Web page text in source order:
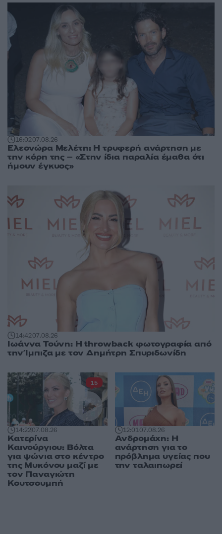
16:0207.08.26
Ελεονώρα Μελέτη: Η τρυφερή ανάρτηση με
την κόρη της – «Στην ίδια παραλία έμαθα ότι
ήμουν έγκυος»
14:4207.08.26
Ιωάννα Τούνη: Η throwback φωτογραφία από
την Ίμπιζα με τον Δημήτρη Σπυριδωνίδη
14:2207.08.26
Κατερίνα
Καινούργιου: Βόλτα
για ψώνια στο κέντρο
της Μυκόνου μαζί με
τον Παναγιώτη
Κουτσουμπή
15
12:0107.08.26
Ανδρομάχη: Η
ανάρτηση για το
πρόβλημα υγείας που
την ταλαιπωρεί